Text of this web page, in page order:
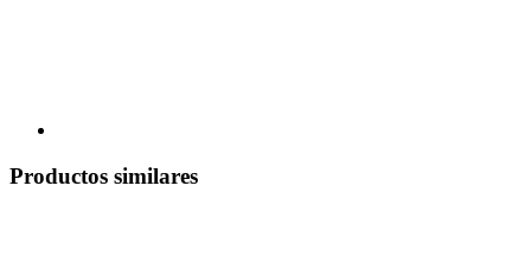
Productos similares